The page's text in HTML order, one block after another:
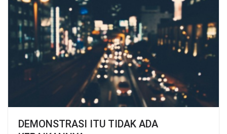
DEMONSTRASI ITU TIDAK ADA